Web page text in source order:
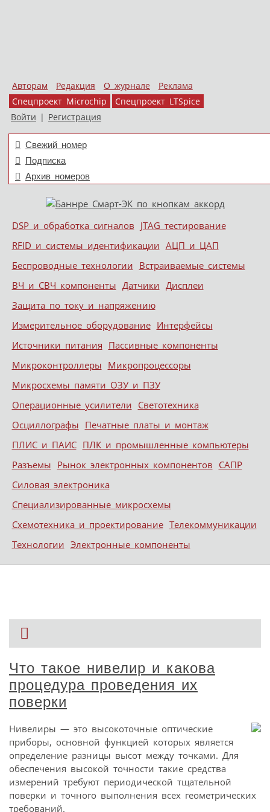
Авторам Редакция О журнале
Реклама
Спецпроект Microchip
Спецпроект LTSpice
Войти | Регистрация
Свежий номер
Подписка
Архив номеров
Меню
Skip to content
DSP и обработка сигналов JTAG тестирование
RFID и системы идентификации АЦП и ЦАП
Беспроводные технологии Встраиваемые системы
ВЧ и СВЧ компоненты Датчики Дисплеи
Защита по току и напряжению
Измерительное оборудование Интерфейсы
Источники питания Пассивные компоненты
Микроконтроллеры Микропроцессоры
Микросхемы памяти ОЗУ и ПЗУ
Операционные усилители Светотехника
Осциллографы Печатные платы и монтаж
ПЛИС и ПАИС ПЛК и промышленные компьютеры
Разъемы Рынок электронных компонентов САПР
Силовая электроника
Специализированные микросхемы
Схемотехника и проектирование Телекоммуникации
Технологии Электронные компоненты
Что такое нивелир и какова
процедура проведения их
поверки
Нивелиры — это высокоточные оптические
приборы, основной функцией которых является
определение разницы высот между точками. Для
обеспечения высокой точности такие средства
измерений требуют периодической тщательной
поверки и точного выполнения всех геометрических
требований.